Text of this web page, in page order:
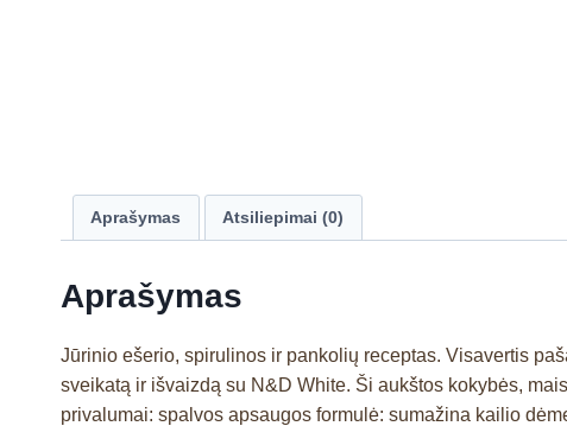
Aprašymas Atsiliepimai (0)
Aprašymas
Jūrinio ešerio, spirulinos ir pankolių receptas. Visavertis
sveikatą ir išvaizdą su N&D White. Ši aukštos kokybės,
privalumai: spalvos apsaugos formulė: sumažina kailio